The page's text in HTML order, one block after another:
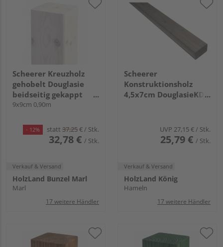
Scheerer Kreuzholz
gehobelt Douglasie
beidseitig gekappt
transparent lasiert -
9x9cm 0,90m
- 12% statt 37,25€/ Stk.
32,78 € / Stk.
Verkauf & Versand
HolzLand Bunzel Marl
Marl
17 weitere Händler
Scheerer
Konstruktionsholz
4,5x7cm DouglasieKDG
UVP 27,15 €/ Stk.
25,79 € / Stk.
Verkauf & Versand
HolzLand König
Hameln
17 weitere Händler